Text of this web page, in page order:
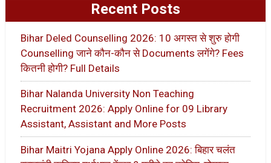
Recent Posts
Bihar Deled Counselling 2026: 10 अगस्त से शुरु होगी
Counselling जाने कौन-कौन से Documents लगेंगे? Fees
कितनी होगी? Full Details
Bihar Nalanda University Non Teaching
Recruitment 2026: Apply Online for 09 Library
Assistant, Assistant and More Posts
Bihar Maitri Yojana Apply Online 2026: बिहार चलंत